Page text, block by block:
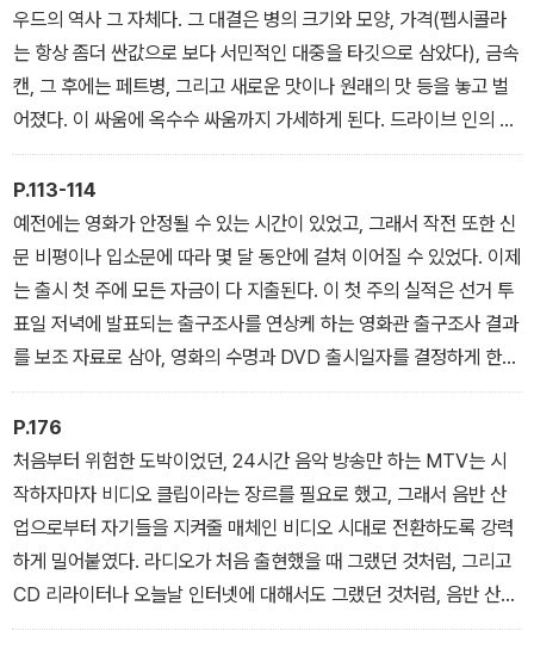
화 배급에 앞장서고 있는 건 이데올로기적 이유가 아니라 아주 단순
하게 경제적 이득 때문이죠.” (제1장 잭 발렌티 혹은 할리우드의 로
비, p. 36)
우드의 역사 그 자체다. 그 대결은 병의 크기와 모양, 가격(펩시콜라
는 항상 좀더 싼값으로 보다 서민적인 대중을 타깃으로 삼았다), 금속
캔, 그 후에는 페트병, 그리고 새로운 맛이나 원래의 맛 등을 놓고 벌
어졌다. 이 싸움에 옥수수 싸움까지 가세하게 된다. 드라이브 인의 사
장들은 이미 상습적으로 모튼이라는 소금가루를 팝콘에다가 뿌려왔
는데 이것은 갈증을 엄청나게 증가시키는 것이었고, 이에 따라 음료
의 소비는 더욱 촉진되었다. 멀티플렉스의 사장들은 여기서 그치지
않았다. [……] 이 대결은 펩시 다이어트와 다이어트 코크(유럽에서는
코크라이트)를 놓고 식이요법의 현장에서도 이루어졌다. 이럴 때마다
어느 한쪽 편인 극장들 또한 마케팅 차원에서 합세해 싸웠다. 머지않
아 할리우드의 스타들을 동원하는 차례가 온다. (제2장 멀티플렉스,
p. 60)
P.113-114
예전에는 영화가 안정될 수 있는 시간이 있었고, 그래서 작전 또한 신
문 비평이나 입소문에 따라 몇 달 동안에 걸쳐 이어질 수 있었다. 이제
는 출시 첫 주에 모든 자금이 다 지출된다. 이 첫 주의 실적은 선거 투
표일 저녁에 발표되는 출구조사를 연상케 하는 영화관 출구조사 결과
를 보조 자료로 삼아, 영화의 수명과 DVD 출시일자를 결정하게 한
다. 할리우드식 기계가 성공을 거둔 것은 돈 많은 영화사들 덕분만이
아니다. 그것은 또한 표적으로 삼은 관객에 따라 갖가지 수단을 지속
적으로 적절히 써먹을 줄 아는 능력을 갖춘, 전문적이고도 복잡한 시
스템 덕분이기도 하다. 공급과 수요는 끊임없이 상호 적응한다. 마케
팅이 메인스트림 제작의 중심에 있는 것이다. (제4장 뉴 할리우드, p.
113~14)
P.176
처음부터 위험한 도박이었던, 24시간 음악 방송만 하는 MTV는 시
작하자마자 비디오 클립이라는 장르를 필요로 했고, 그래서 음반 산
업으로부터 자기들을 지켜줄 매체인 비디오 시대로 전환하도록 강력
하게 밀어붙였다. 라디오가 처음 출현했을 때 그랬던 것처럼, 그리고
CD 리라이터나 오늘날 인터넷에 대해서도 그랬던 것처럼, 음반 산업
계는 처음에는 비디오 클립을 만들기를 거부했다가 그 경제적 모델에